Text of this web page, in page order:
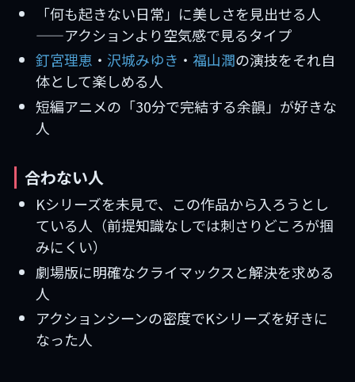
「何も起きない日常」に美しさを見出せる人
——アクションより空気感で見るタイプ
釘宮理恵 ・ 沢城みゆき ・ 福山潤の演技をそれ自
体として楽しめる人
短編アニメの「30分で完結する余韻」が好きな
人
合わない人
Kシリーズを未見で、この作品から入ろうとし
ている人（前提知識なしでは刺さりどころが掴
みにくい）
劇場版に明確なクライマックスと解決を求める
人
アクションシーンの密度でKシリーズを好きに
なった人